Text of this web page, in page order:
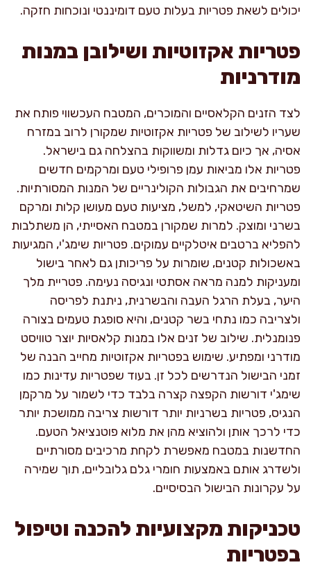
יכולים לשאת פטריות בעלות טעם דומיננטי ונוכחות חזקה.
פטריות אקזוטיות ושילובן במנות
מודרניות
לצד הזנים הקלאסיים והמוכרים, המטבח העכשווי פותח את
שעריו לשילוב של פטריות אקזוטיות שמקורן לרוב במזרח
אסיה, אך כיום גדלות ומשווקות בהצלחה גם בישראל.
פטריות אלו מביאות עמן פרופילי טעם ומרקמים חדשים
שמרחיבים את הגבולות הקולינריים של המנות המסורתיות.
פטריות השיטאקי, למשל, מציעות טעם מעושן קלות ומרקם
בשרני ומוצק. למרות שמקורן במטבח האסייתי, הן משתלבות
להפליא ברטבים איטלקיים עמוקים. פטריות שימג'י, המגיעות
באשכולות קטנים, שומרות על פריכותן גם לאחר בישול
ומעניקות למנה מראה אסתטי ונגיסה נעימה. פטריית מלך
היער, בעלת הרגל העבה והבשרנית, ניתנת לפריסה
ולצריבה כמו נתחי בשר קטנים, והיא סופגת טעמים בצורה
פנומנלית. שילוב של זנים אלו במנות קלאסיות יוצר טוויסט
מודרני ומפתיע. שימוש בפטריות אקזוטיות מחייב הבנה של
זמני הבישול הנדרשים לכל זן. בעוד שפטריות עדינות כמו
שימג'י דורשות הקפצה קצרה בלבד כדי לשמור על מרקמן
הנגיס, פטריות בשרניות יותר דורשות צריבה ממושכת יותר
כדי לרכך אותן ולהוציא מהן את מלוא פוטנציאל הטעם.
החדשנות במטבח מאפשרת לקחת מרכיבים מסורתיים
ולשדרג אותם באמצעות חומרי גלם גלובליים, תוך שמירה
על עקרונות הבישול הבסיסיים.
טכניקות מקצועיות להכנה וטיפול
בפטריות